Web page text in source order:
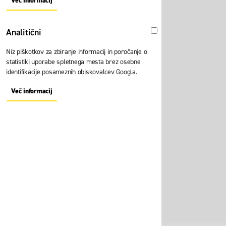
About "Oglaševalski" Cookie Group
Analitični Analitični
Niz piškotkov za zbiranje informacij in poročanje o
statistiki uporabe spletnega mesta brez osebne
identifikacije posameznih obiskovalcev Googla.
Več informacijAbout "Analitični" Cookie Group